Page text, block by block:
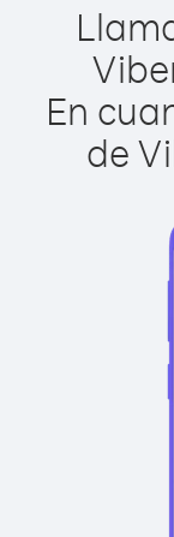
En
de